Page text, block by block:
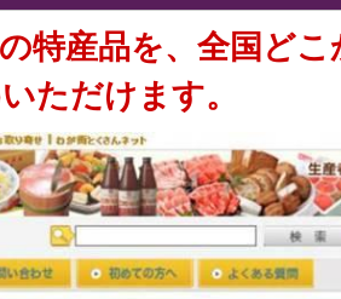
特産品を、全国ど
ただけます。